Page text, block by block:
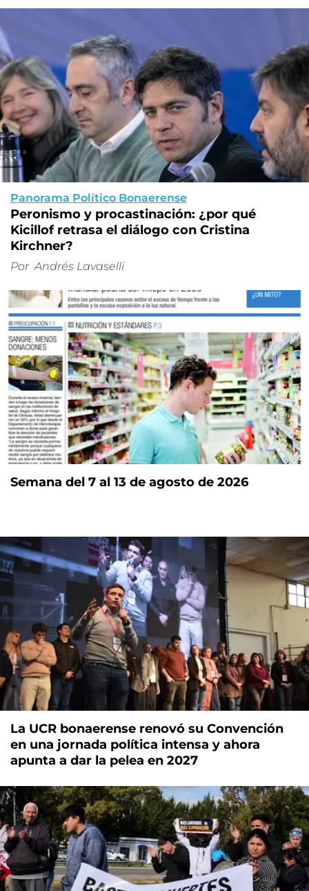
Panorama Político Bonaerense
Peronismo y procastinación: ¿por qué
Kicillof retrasa el diálogo con Cristina
Kirchner?
Por Andrés Lavaselli
Semana del 7 al 13 de agosto de 2026
La UCR bonaerense renovó su Convención
en una jornada política intensa y ahora
apunta a dar la pelea en 2027